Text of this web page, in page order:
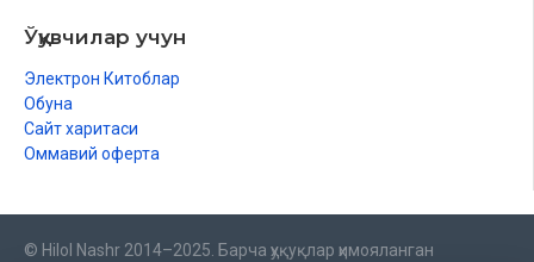
Ўқувчилар учун
Электрон Китоблар
Обуна
Сайт харитаси
Оммавий оферта
© Hilol Nashr 2014–2025. Барча ҳуқуқлар ҳимояланган